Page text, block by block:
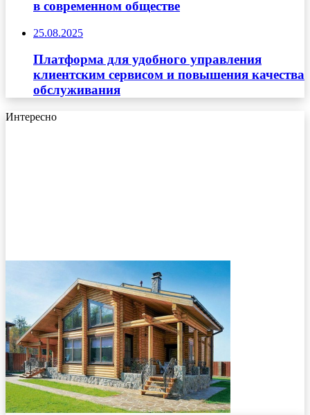
в современном обществе
25.08.2025
Платформа для удобного управления
клиентским сервисом и повышения качества
обслуживания
Интересно